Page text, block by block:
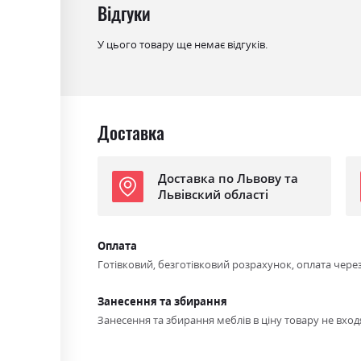
Відгуки
У цього товару ще немає відгуків.
Доставка
Доставка по Львову та
Львівский області
Оплата
Готівковий, безготівковий розрахунок, оплата
Занесення та збирання
Занесення та збирання меблів в ціну товару не